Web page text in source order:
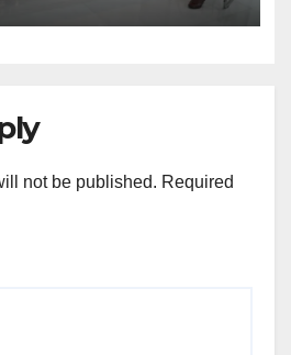
not be published. Required